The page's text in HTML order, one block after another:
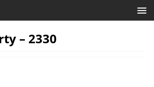
– 2330